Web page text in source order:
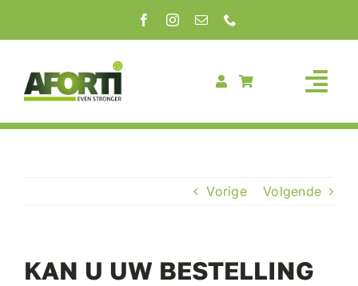
Vorige Volgende
KAN U UW BESTELLING